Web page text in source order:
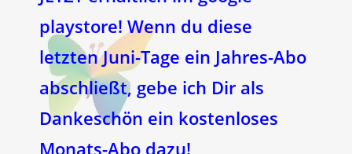
playstore! Wenn du diese
letzten Juni-Tage ein Jahres-Abo
abschließt, gebe ich Dir als
Dankeschön ein kostenloses
Monats-Abo dazu!